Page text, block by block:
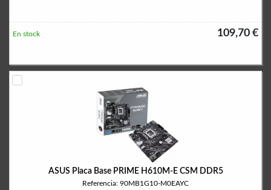
109,70 €
En stock
ASUS Placa Base PRIME H610M-E CSM DDR5
Referencia: 90MB1G10-M0EAYC